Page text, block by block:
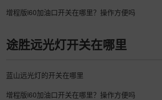
增程版i60加油口开关在哪里？操作方便吗
途胜远光灯开关在哪里
蓝山远光灯的开关在哪里
增程版i60加油口开关在哪里？操作方便吗